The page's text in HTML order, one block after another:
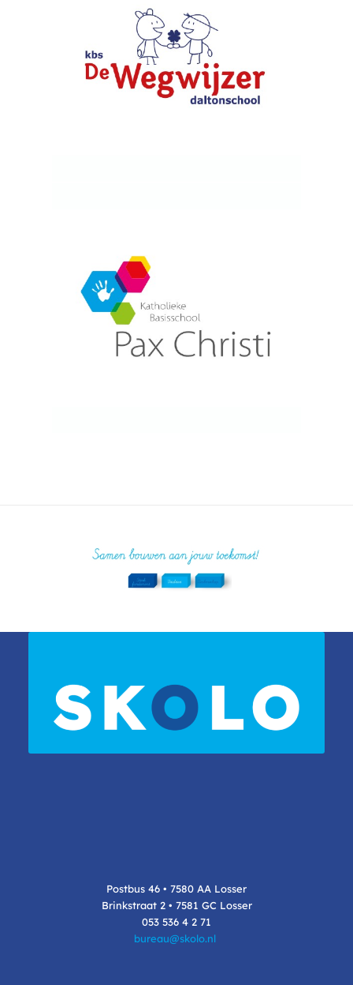
Postbus 46 • 7580 AA Losser
Brinkstraat 2 • 7581 GC Losser
053 536 4 2 71
bureau@skolo.nl